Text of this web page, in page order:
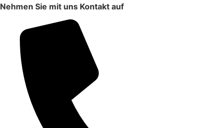
Nehmen Sie mit uns Kontakt auf